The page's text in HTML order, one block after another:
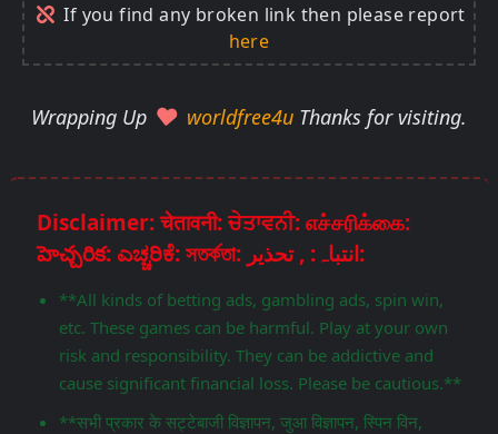
If you find any broken link then please report
here
Wrapping Up worldfree4u Thanks for visiting.
Disclaimer: चेतावनी: ਚੇਤਾਵਨੀ: எச்சரிக்கை:
హెచ్చరిక: ಎಚ್ಚರಿಕೆ: সতর্কতা: انتباہ: , تحذير:
**All kinds of betting ads, gambling ads, spin win,
etc. These games can be harmful. Play at your own
risk and responsibility. They can be addictive and
cause significant financial loss. Please be cautious.**
**सभी प्रकार के सट्टेबाजी विज्ञापन, जुआ विज्ञापन, स्पिन विन,